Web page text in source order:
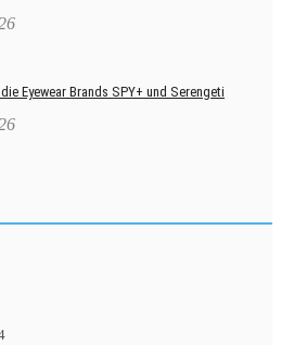
Eyewear Brands SPY+ und Serengeti